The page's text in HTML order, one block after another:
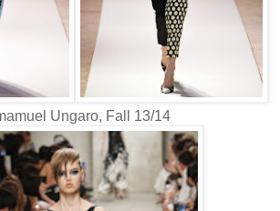
Ungaro, Fall 13/14